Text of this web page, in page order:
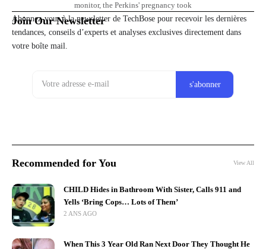
monitor, the Perkins' pregnancy took
Join Our Newsletter
Abonnez-vous à la newsletter de TechBose pour recevoir les dernières
tendances, conseils d’experts et analyses exclusives directement dans
votre boîte mail.
Recommended for You View All
CHILD Hides in Bathroom With Sister, Calls 911 and
Yells ‘Bring Cops… Lots of Them’
2 ANS AGO
When This 3 Year Old Ran Next Door They Thought He